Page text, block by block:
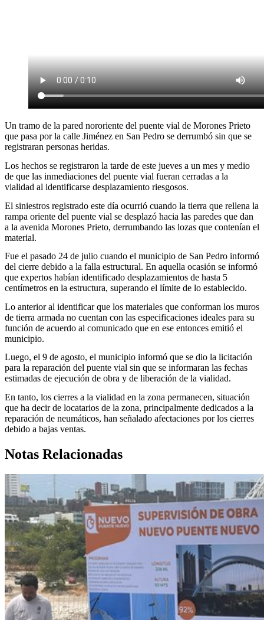
Un tramo de la pared nororiente del puente vial de Morones Prieto
que pasa por la calle Jiménez en San Pedro se derrumbó sin que se
registraran personas heridas.
Los hechos se registraron la tarde de este jueves a un mes y medio
de que las inmediaciones del puente vial fueran cerradas a la
vialidad al identificarse desplazamiento riesgosos.
El siniestros registrado este día ocurrió cuando la tierra que rellena la
rampa oriente del puente vial se desplazó hacia las paredes que dan
a la avenida Morones Prieto, derrumbando las lozas que contenían el
material.
Fue el pasado 24 de julio cuando el municipio de San Pedro informó
del cierre debido a la falla estructural. En aquella ocasión se informó
que expertos habían identificado desplazamientos de hasta 5
centímetros en la estructura, superando el límite de lo establecido.
Lo anterior al identificar que los materiales que conforman los muros
de tierra armada no cuentan con las especificaciones ideales para su
función de acuerdo al comunicado que en ese entonces emitió el
municipio.
Luego, el 9 de agosto, el municipio informó que se dio la licitación
para la reparación del puente vial sin que se informaran las fechas
estimadas de ejecución de obra y de liberación de la vialidad.
En tanto, los cierres a la vialidad en la zona permanecen, situación
que ha decir de locatarios de la zona, principalmente dedicados a la
reparación de neumáticos, han señalado afectaciones por los cierres
debido a bajas ventas.
Notas Relacionadas